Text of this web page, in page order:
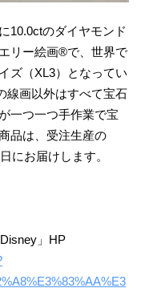
10.0ctのダイヤモンド
リー絵画®︎で、世界で
ズ（XL3）となってい
線画以外はすべて宝石
一つ一つ手作業で宝
品は、受注生産の
にお届けします。
」HP